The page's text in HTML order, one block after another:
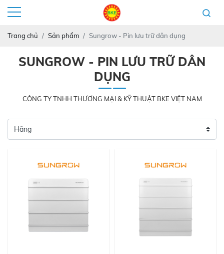
Trang chủ Sản phẩm Sungrow - Pin lưu trữ dân dụng
SUNGROW - PIN LƯU TRỮ DÂN
DỤNG
CÔNG TY TNHH THƯƠNG MẠI & KỸ THUẬT BKE VIỆT NAM